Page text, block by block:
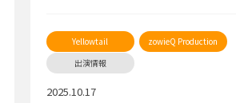
2025.10.17